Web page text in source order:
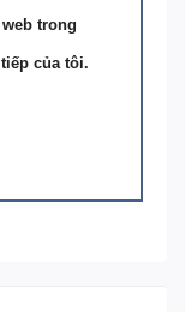
trong
của tôi.